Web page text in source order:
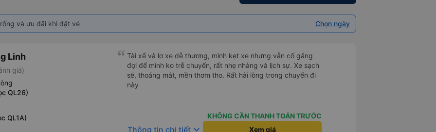
và ưu đãi khi đặt vé Chọn ngày
Linh
giá)
QL26)
QL1A)
Tài xế và lơ xe dễ thương, mình kẹt xe nhưng vẫn cố gắng
đợi để mình ko trễ chuyến, rất nhẹ nhàng và lịch sự. Xe sạch
sẽ, thoáng mát, mền thơm tho. Rất hài lòng trong chuyến đi
này
KHÔNG CẦN THANH TOÁN TRƯỚC
Thông tin chi tiết keyboard_arrow_down Xem giá